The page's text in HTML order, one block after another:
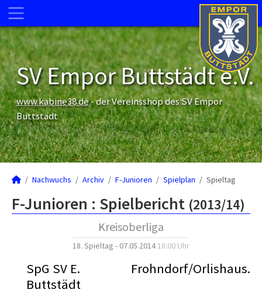
SV Empor Buttstädt e.V.
www.kabine38.de- der Vereinsshop des SV Empor
Buttstädt
Nachwuchs Archiv F-Junioren Spielplan Spieltag
F-Junioren : Spielbericht (2013/14)
Kreisoberliga
18. Spieltag - 07.05.201418:00 Uhr
SpG SV E.
Buttstädt
Frohndorf/Orlishaus.